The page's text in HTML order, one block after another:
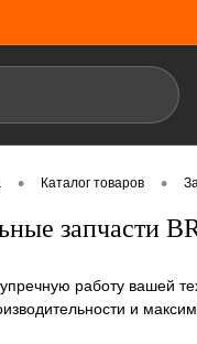
• Каталог товаров •
запчасти
работу вашей
и